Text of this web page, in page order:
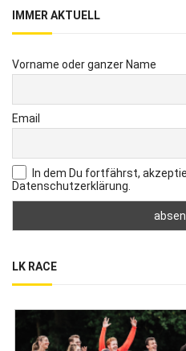
IMMER AKTUELL
Vorname oder ganzer Name
Email
In dem Du fortfährst,
Datenschutzerklärung.
LK RACE